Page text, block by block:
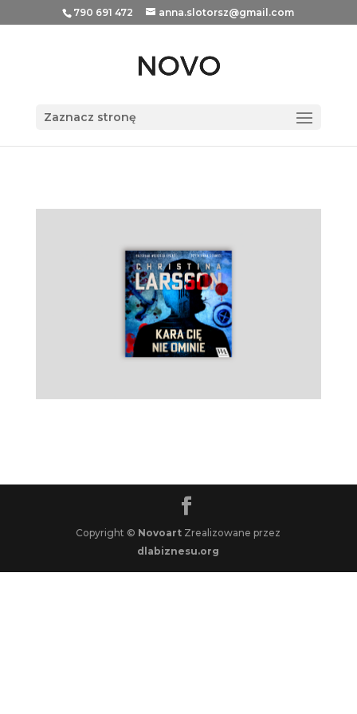
790 691 472 anna.slotorsz@gmail.com
Zaznacz stronę
Copyright © Novoart Zrealizowane przez
dlabiznesu.org